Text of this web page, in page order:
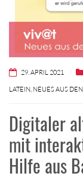
29. APRIL 2021
LATEIN, NEUES AUS
Digitaler
mit
Hilfe aus